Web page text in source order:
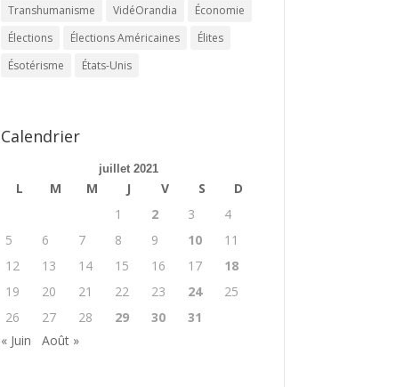
Transhumanisme
VidéOrandia
Économie
Élections
Élections Américaines
Élites
Ésotérisme
États-Unis
Calendrier
juillet 2021
L M M J V S
D
1
2 3
4
5
6 7 8 9 10
11
12
13 14 15 16 17
18
19
20 21 22 23 24
25
26
27 28 29 30
31
« Juin
Août »